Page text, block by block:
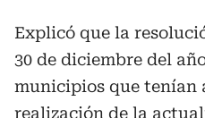
Explicó que la
30 de diciembre del
municipios que tenían
realización de la